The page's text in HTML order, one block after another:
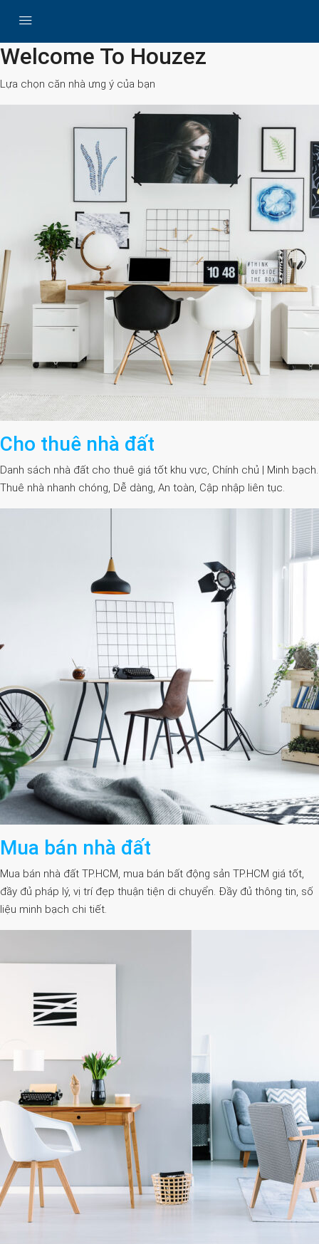
Search
Welcome To Houzez
Lựa chọn căn nhà ưng ý của bạn
Cho thuê nhà đất
Danh sách nhà đất cho thuê giá tốt khu vực, Chính chủ | Minh bạch.
Thuê nhà nhanh chóng, Dễ dàng, An toàn, Cập nhập liên tục.
Mua bán nhà đất
Mua bán nhà đất TP.HCM, mua bán bất động sản TP.HCM giá tốt,
đầy đủ pháp lý, vị trí đẹp thuận tiện di chuyển. Đầy đủ thông tin, số
liệu minh bạch chi tiết.